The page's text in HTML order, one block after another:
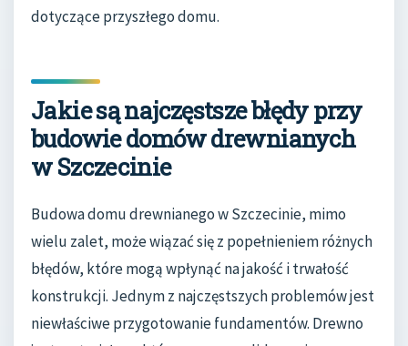
dotyczące przyszłego domu.
Jakie są najczęstsze błędy przy
budowie domów drewnianych
w Szczecinie
Budowa domu drewnianego w Szczecinie, mimo
wielu zalet, może wiązać się z popełnieniem różnych
błędów, które mogą wpłynąć na jakość i trwałość
konstrukcji. Jednym z najczęstszych problemów jest
niewłaściwe przygotowanie fundamentów. Drewno